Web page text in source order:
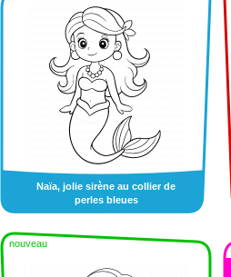
Naïa, jolie sirène au collier de
perles bleues
nouveau